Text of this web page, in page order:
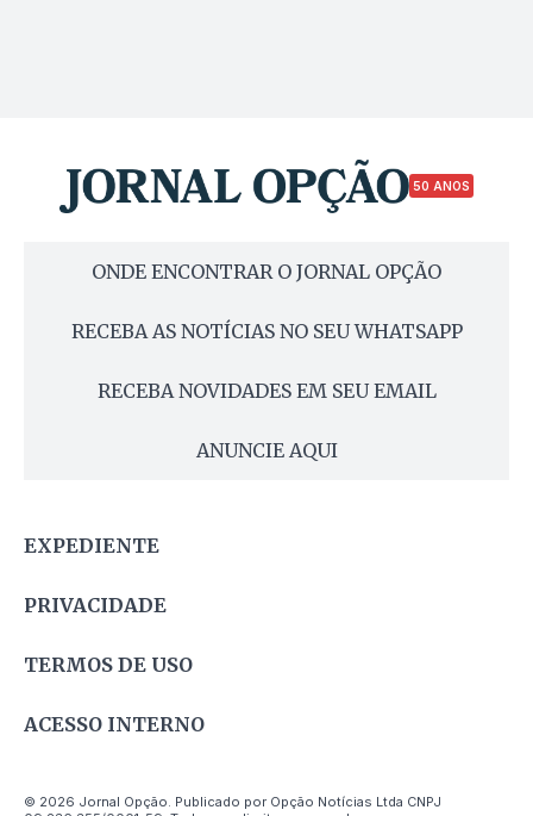
50 ANOS
ONDE ENCONTRAR O JORNAL OPÇÃO
RECEBA AS NOTÍCIAS NO SEU WHATSAPP
RECEBA NOVIDADES EM SEU EMAIL
ANUNCIE AQUI
EXPEDIENTE
PRIVACIDADE
TERMOS DE USO
ACESSO INTERNO
© 2026 Jornal Opção. Publicado por Opção Notícias Ltda CNPJ